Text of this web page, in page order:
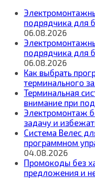
подрядчика для
06.08.2026
подрядчика для
06.08.2026
Как выбрать
терминального
Терминальная
внимание при
Электромонтаж
задачу и
Система Велес
программном
04.08.2026
Промокоды без
предложения и